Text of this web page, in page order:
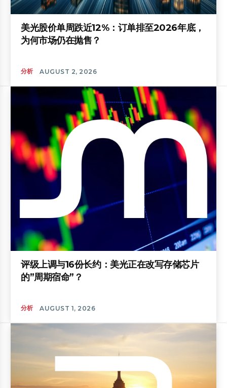
美光股价单周跌近12%：订单排至2026年底，
为何市场仍在抛售？
分析 AUGUST 2, 2026
评级上调与16份长约：美光正在改写存储芯片
的”周期宿命”？
分析 AUGUST 1, 2026